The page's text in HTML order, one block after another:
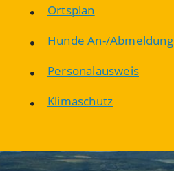
Ortsplan
Hunde An-/Abmeldung
Personalausweis
Klimaschutz